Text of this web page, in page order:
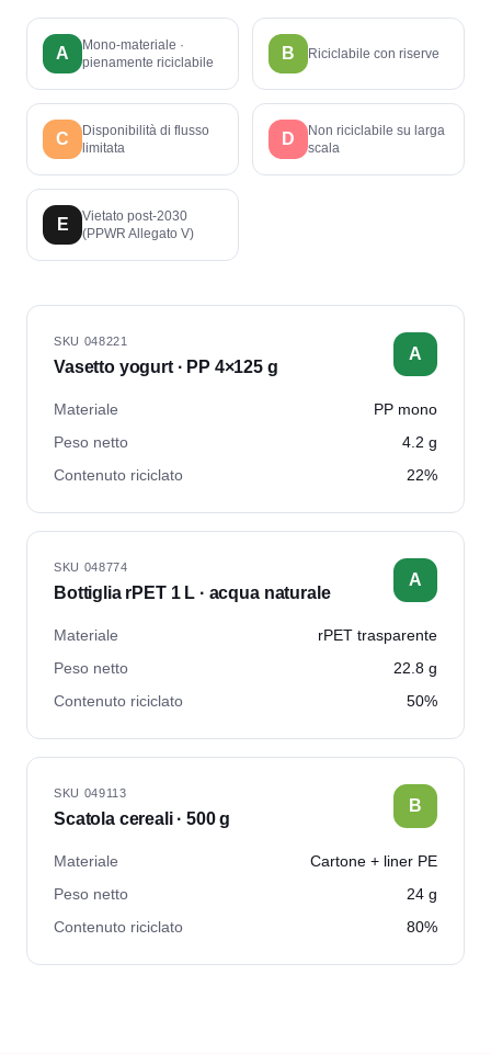
A
Mono-materiale ·
pienamente riciclabile
B Riciclabile con riserve
C
Disponibilità di flusso
limitata
D
Non riciclabile su larga
scala
E
Vietato post-2030
(PPWR Allegato V)
SKU 048221
Vasetto yogurt · PP 4×125 g
A
Materiale
PP mono
Peso netto
4.2 g
Contenuto riciclato
22%
SKU 048774
Bottiglia rPET 1 L · acqua naturale
A
Materiale
rPET trasparente
Peso netto
22.8 g
Contenuto riciclato
50%
SKU 049113
Scatola cereali · 500 g
B
Materiale
Cartone + liner PE
Peso netto
24 g
Contenuto riciclato
80%